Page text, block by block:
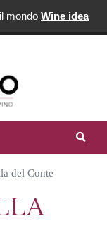
mondo Wine idea
del Conte